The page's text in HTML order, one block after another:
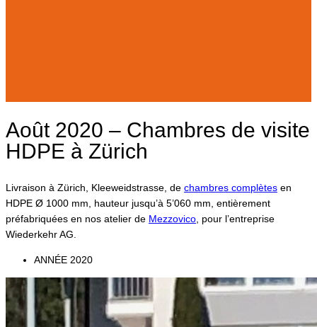
Août 2020 – Chambres de visite
HDPE à Zürich
Livraison à Zürich, Kleeweidstrasse, de chambres complètes en
HDPE Ø 1000 mm, hauteur jusqu’à 5’060 mm, entièrement
préfabriquées en nos atelier de Mezzovico , pour l’entreprise
Wiederkehr AG.
ANNÉE 2020